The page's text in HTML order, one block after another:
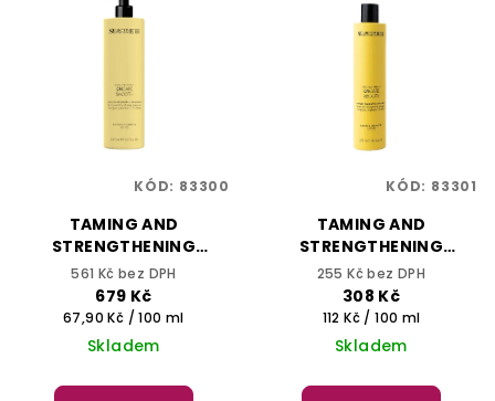
TAMING AND
STRENGTHENING
SHAMPOO 1000 ml -
ONCARE SMOOTH -
SELECTIVE
PROFESSIONAL
561 Kč bez DPH
679 Kč
Měrná
cena:
67,90 Kč / 100 ml
Skladem
KÓD: 83300
TAMING AND
STRENGTHENING
SHAMPOO 275 ml -
ONCARE SMOOTH -
SELECTIVE
PROFESSIONAL
255 Kč bez DPH
308 Kč
Měrná
cena:
112 Kč / 100 ml
Skladem
KÓD: 83301